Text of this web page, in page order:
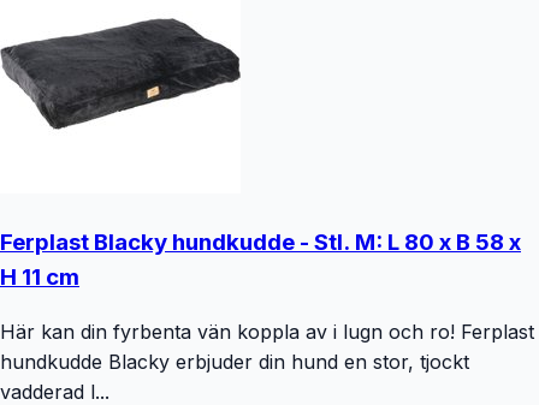
Ferplast Blacky hundkudde - Stl. M: L 80 x B 58 x
H 11 cm
Här kan din fyrbenta vän koppla av i lugn och ro! Ferplast
hundkudde Blacky erbjuder din hund en stor, tjockt
vadderad l...